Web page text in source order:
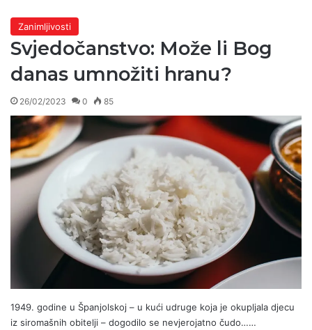
Zanimljivosti
Svjedočanstvo: Može li Bog
danas umnožiti hranu?
26/02/2023 0 85
1949. godine u Španjolskoj – u kući udruge koja je okupljala djecu
iz siromašnih obitelji – dogodilo se nevjerojatno čudo……